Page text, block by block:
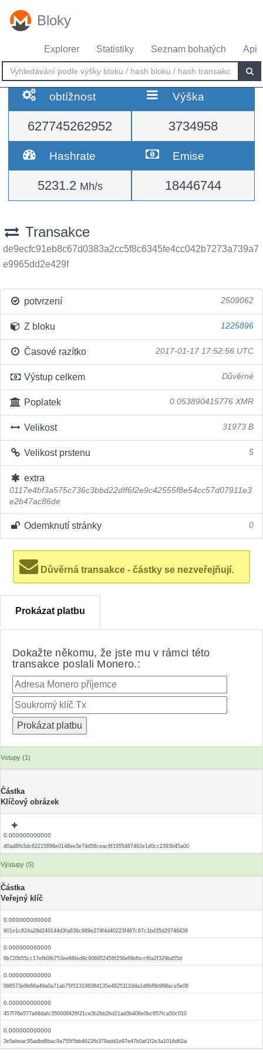
Bloky
Explorer Statistiky Seznam bohatých Api
obtížnost
627745262952
Výška
3734958
Hashrate
5231.2 Mh/s
Emise
18446744
Transakce
de9ecfc91eb8c67d0383a2cc5f8c6345fe4cc042b7273a739a7
e9965dd2e429f
potvrzení 2509062
Z bloku 1225896
Časové razítko 2017-01-17 17:52:56 UTC
Výstup celkem Důvěrné
Poplatek 0.053890415776 XMR
Velikost 31973 B
Velikost prstenu 5
extra
0117e4bf3a575c736c3bbd22dff6f2e9c42555f8e54cc57d07911e3
e2b47ac86de
Odemknutí stránky 0
Důvěrná transakce - částky se nezveřejňují.
Prokázat platbu
Dokažte někomu, že jste mu v rámci této
transakce poslali Monero.:
Vstupy (1)
Částka
Klíčový obrázek
0.000000000000
d0ad8fb3dc62215696e0148ee3e74d58ceac6f1955487462e1d0cc2393b45a00
Výstupy (5)
Částka
Veřejný klíč
0.000000000000
901e1c824a28d249144d3fa836c989e274f4d40223f487c87c1bd35d29746438
0.000000000000
6b720b55cc17efb0fb753ee66fed9c906952456f256ef8bfbcc6fa2f329bd55d
0.000000000000
996573e9b68a49a0a71ab75f513198384135e4825112dda1d8bf6b968ace5e08
0.000000000000
457f76e577a68dafc350008426f21ce3b2bb2bd21ad3b406e0bc957fca50c010
0.000000000000
3e5ebeac95adbd6bac9a755f5bb4622fb379add1e97e47b0af1f2e3a1016d62a